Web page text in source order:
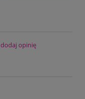
dodaj opinię